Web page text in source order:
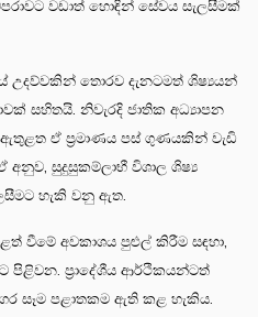
වඩාත් හොඳින් සේවය සැලසීමක්
උදව්වකින් තොරව දැනටමත් ශිෂ්‍යයන්
සහිතයි. නිවැරදි ජාතික අධ්‍යාපන
ඒ ප්‍රමාණය පස් ගුණයකින් වැඩි
සුදුසුකම්ලාභී විශාල ශිෂ්‍ය
හැකි වනු ඇත.
වීමේ අවකාශය පුළුල් කිරීම සඳහා,
පිළිවන. ප්‍රාදේශීය ආර්ථිකයන්ටත්
සෑම පළාතකම ඇති කළ හැකිය.